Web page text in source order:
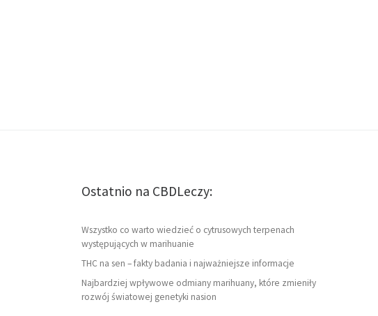
Ostatnio na CBDLeczy:
Wszystko co warto wiedzieć o cytrusowych terpenach
występujących w marihuanie
THC na sen – fakty badania i najważniejsze informacje
Najbardziej wpływowe odmiany marihuany, które zmieniły
rozwój światowej genetyki nasion